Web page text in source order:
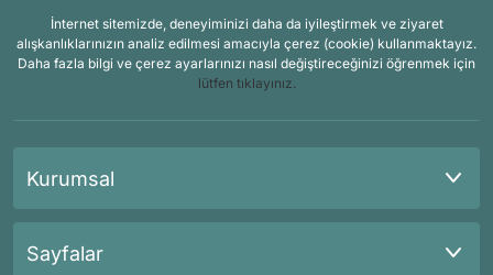
İnternet sitemizde, deneyiminizi daha da iyileştirmek ve ziyaret
alışkanlıklarınızın analiz edilmesi amacıyla çerez (cookie) kullanmaktayız.
Daha fazla bilgi ve çerez ayarlarınızı nasıl değiştireceğinizi öğrenmek için
lütfen tıklayınız.
Kurumsal
Sayfalar